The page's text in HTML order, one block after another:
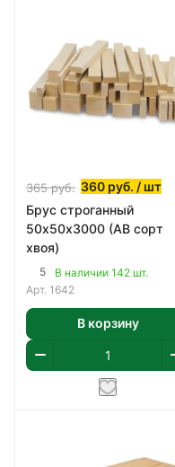
365руб. 360 руб. / шт
Брус строганный
50х50х3000 (АВ сорт
хвоя)
5
В наличии 142 шт.
Арт. 1642
В корзину